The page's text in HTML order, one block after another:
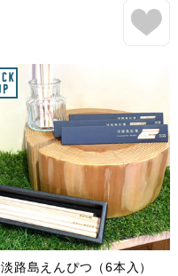
淡路島えんぴつ（6本入）